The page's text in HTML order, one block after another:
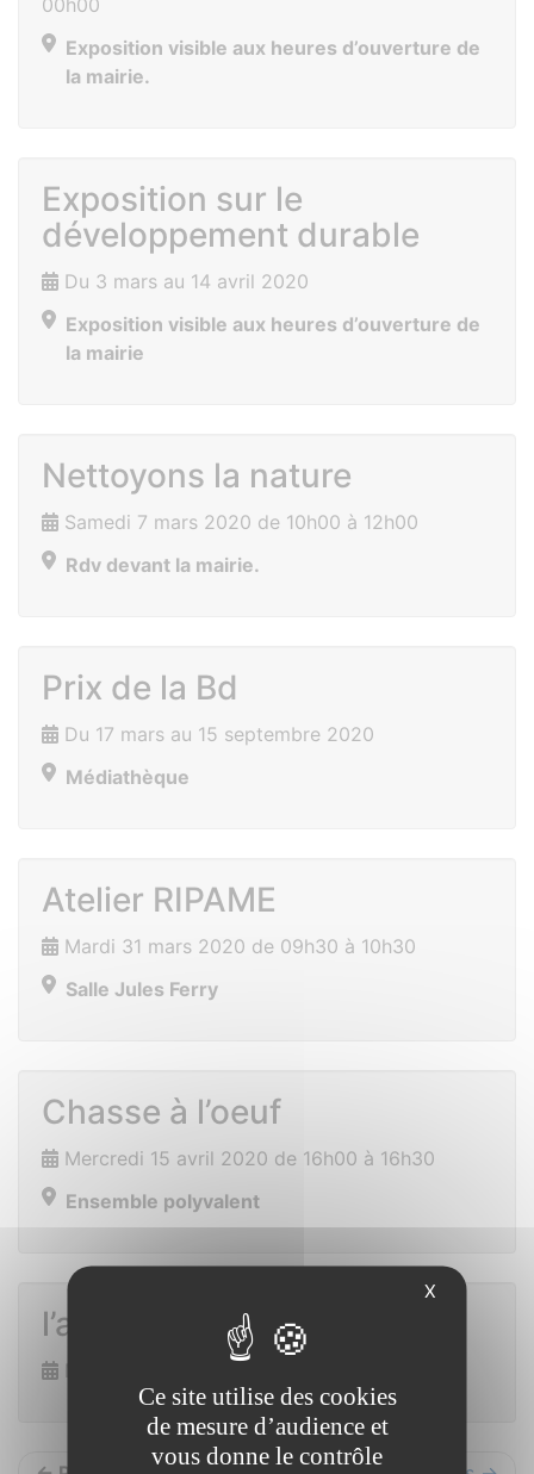
00h00
Exposition visible aux heures d’ouverture de
la mairie.
Exposition sur le
développement durable
Du 3 mars au 14 avril 2020
Exposition visible aux heures d’ouverture de
la mairie
Nettoyons la nature
Samedi 7 mars 2020 de 10h00 à 12h00
Rdv devant la mairie.
Prix de la Bd
Du 17 mars au 15 septembre 2020
Médiathèque
Atelier RIPAME
Mardi 31 mars 2020 de 09h30 à 10h30
Salle Jules Ferry
Chasse à l’oeuf
Mercredi 15 avril 2020 de 16h00 à 16h30
Ensemble polyvalent
l’armoire à jeux
Mercredi 22 avril 2020 de 10h00 à 16h00
X
Ce site utilise des cookies
de mesure d’audience et
vous donne le contrôle